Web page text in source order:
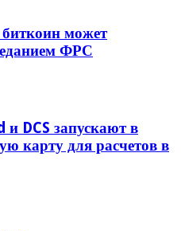
может
ФРС
DCS запускают в
карту для расчетов в